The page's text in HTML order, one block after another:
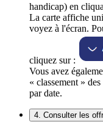
handicap) en
La carte affiche
voyez à l'écran.
cliquez sur :
Vous avez
« classement »
par date.
4. Consulter les